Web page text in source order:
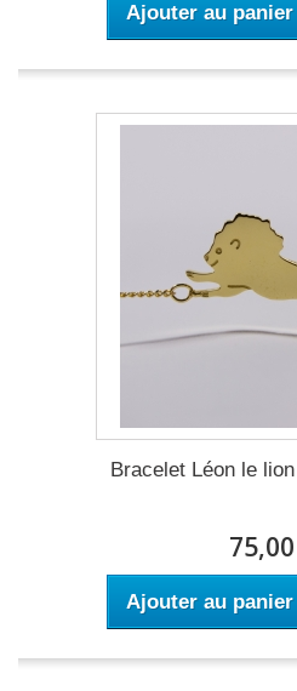
Ajouter au panier
Bracelet Léon le
Ajouter au panier